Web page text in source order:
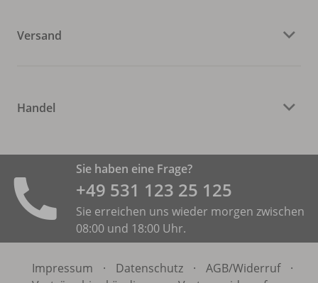
Versand
Handel
Sie haben eine Frage?
+49 531 ­123 25 125
Sie erreichen uns wieder morgen zwischen
08:00 und 18:00 Uhr.
Impressum · Datenschutz · AGB/Widerruf
·